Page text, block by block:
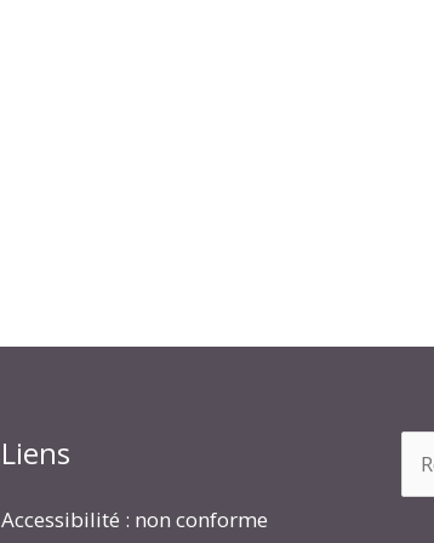
Liens
Accessibilité : non conforme